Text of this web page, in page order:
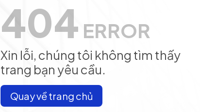
404 ERROR
Xin lỗi, chúng tôi không tìm thấy
trang bạn yêu cầu.
Quay về trang chủ